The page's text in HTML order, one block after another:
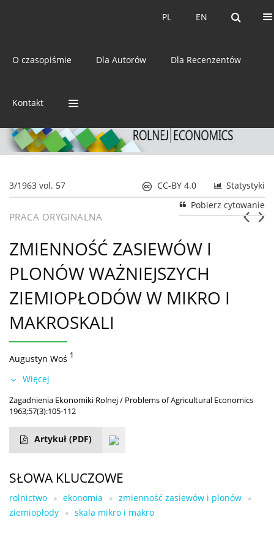
EN
PL EN
PL
O czasopiśmie Dla Autorów Dla Recenzentów
Kontakt
ISSN: 0044-1600
3/1963 vol. 57 Statystyki
CC-BY 4.0
Pobierz cytowanie
PRACA ORYGINALNA
ZMIENNOŚĆ ZASIEWÓW I
PLONÓW WAŻNIEJSZYCH
ZIEMIOPŁODÓW W MIKRO I
MAKROSKALI
Augustyn Woś 1
Więcej
Zagadnienia Ekonomiki Rolnej / Problems of Agricultural Economics
1963;57(3):105-112
Artykuł (PDF)
SŁOWA KLUCZOWE
rolnictwo ekonomia
zmienność zasiewów i plonów
ziemiopłody
skala mikro i makro